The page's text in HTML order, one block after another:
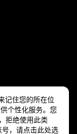
记住您的所在位
个性化服务。您
拒绝使用此类
，请点击此处选